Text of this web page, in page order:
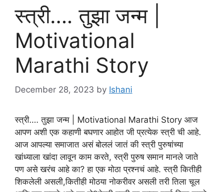
स्त्री…. तुझा जन्म |
Motivational
Marathi Story
December 28, 2023 by Ishani
स्त्री…. तुझा जन्म | Motivational Marathi Story आज
आपण अशी एक कहाणी बघणार आहोत जी प्रत्येक स्त्री ची आहे.
आज आपल्या समाजात असं बोललं जातं की स्त्री पुरुषांच्या
खांध्याला खांदा लावून काम करते, स्त्री पुरुष समान मानले जाते
पण असे खरंच आहे का? हा एक मोठा प्रश्नचं आहे. स्त्री कितीही
शिकलेली असली,कितीही मोठया नोकरीवर असली तरी तिला चूल